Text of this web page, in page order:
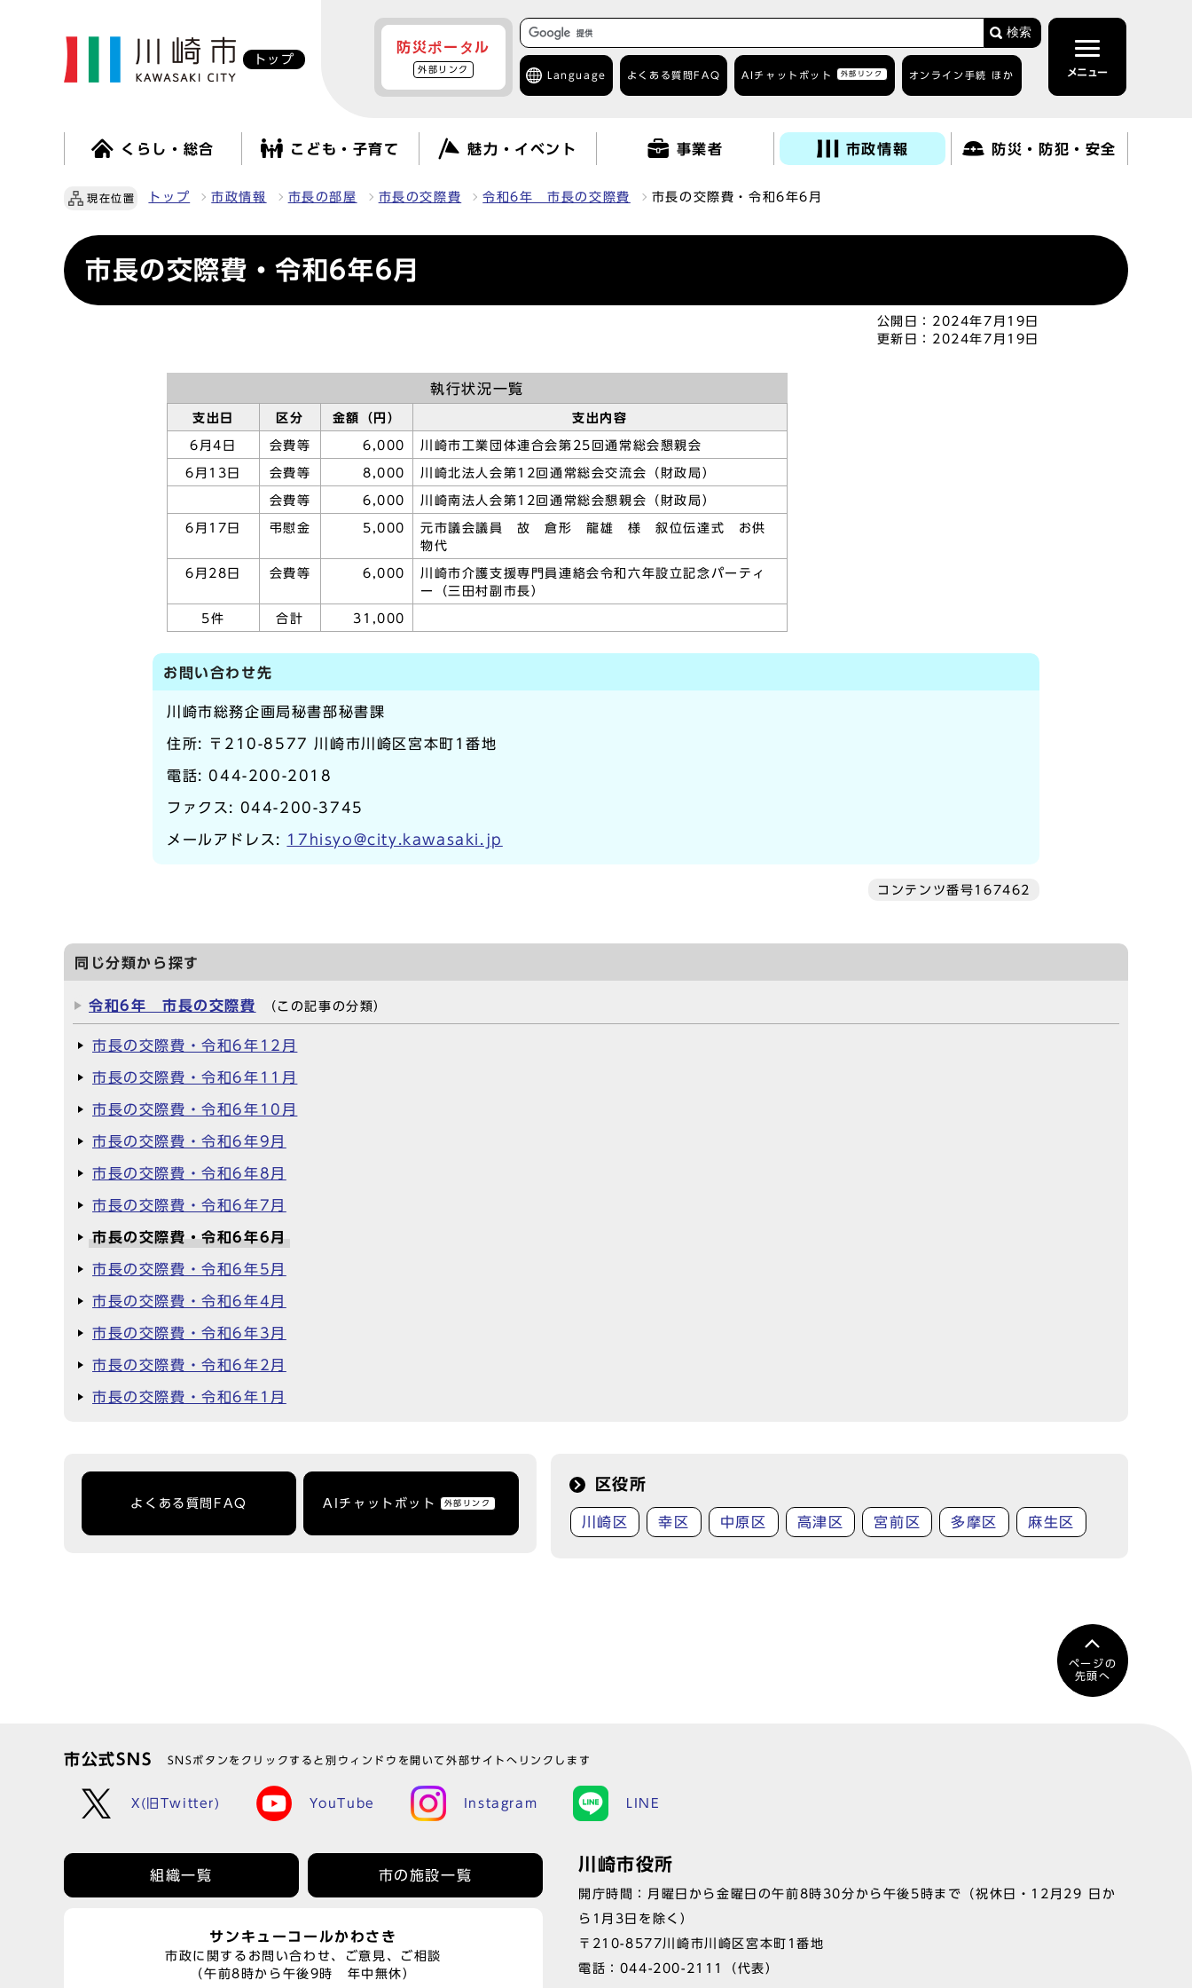
トップ
防災ポータル
外部リンク
検索
Language よくある質問 FAQ AIチャットボット 外部リンク オンライン手続 ほか メニュー
くらし・総合 こども・子育て 魅力・イベント 事業者 市政情報 防災・防犯・安全
現在位置 トップ 市政情報 市長の部屋 市長の交際費 令和6年 市長の交際費 市長の交際費・令和6年6月
市長の交際費・令和6年6月
公開日： 2024年7月19日
更新日： 2024年7月19日
執行状況一覧
支出日 区分 金額（円） 支出内容
6月4日 会費等 6,000 川崎市工業団体連合会第25回通常総会懇親会
6月13日 会費等 8,000 川崎北法人会第12回通常総会交流会（財政局）
会費等 6,000 川崎南法人会第12回通常総会懇親会（財政局）
6月17日 弔慰金 5,000
元市議会議員 故 倉形 龍雄 様 叙位伝達式 お供
物代
6月28日 会費等 6,000
川崎市介護支援専門員連絡会令和六年設立記念パーティ
ー（三田村副市長）
5件 合計 31,000
お問い合わせ先
川崎市総務企画局秘書部秘書課
住所: 〒210-8577 川崎市川崎区宮本町1番地
電話: 044-200-2018
ファクス: 044-200-3745
メールアドレス: 17hisyo@city.kawasaki.jp
コンテンツ番号167462
同じ分類から探す
令和6年 市長の交際費 （この記事の分類）
市長の交際費・令和6年12月
市長の交際費・令和6年11月
市長の交際費・令和6年10月
市長の交際費・令和6年9月
市長の交際費・令和6年8月
市長の交際費・令和6年7月
市長の交際費・令和6年6月
市長の交際費・令和6年5月
市長の交際費・令和6年4月
市長の交際費・令和6年3月
市長の交際費・令和6年2月
市長の交際費・令和6年1月
よくある質問FAQ AIチャットボット 外部リンク
区役所
川崎区 幸区 中原区 高津区 宮前区 多摩区 麻生区
ページの
先頭へ
市公式SNS SNSボタンをクリックすると別ウィンドウを開いて外部サイトへリンクします
X(旧Twitter) YouTube Instagram LINE
組織一覧 市の施設一覧
サンキューコールかわさき
市政に関するお問い合わせ、ご意見、ご相談
（午前8時から午後9時 年中無休）
川崎市役所
開庁時間：月曜日から金曜日の午前8時30分から午後5時まで（祝休日・12月29 日か
ら1月3日を除く）
〒210-8577川崎市川崎区宮本町1番地
電話： 044-200-2111 （代表）